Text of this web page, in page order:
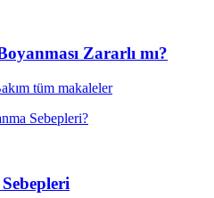
Zararlı mı?
tüm makaleler